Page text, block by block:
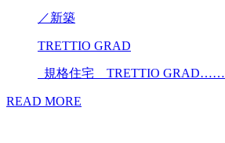
／新築
TRETTIO GRAD
規格住宅 TRETTIO GRAD……
READ MORE